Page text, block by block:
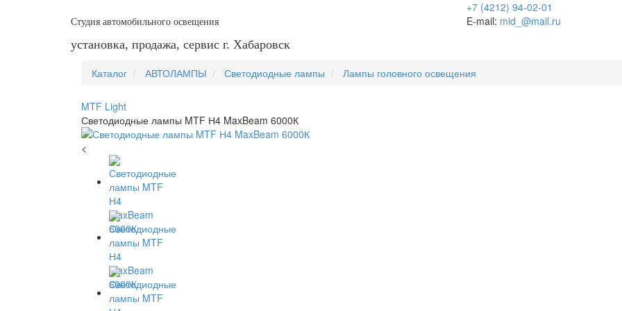
Студия автомобильного освещения
установка, продажа, сервис г. Хабаровск
+7 (4212) 94-02-01
E-mail: mid_@mail.ru
Каталог АВТОЛАМПЫ Светодиодные лампы Лампы головного освещения
MTF Light
Светодиодные лампы MTF Н4 MaxBeam 6000К
<